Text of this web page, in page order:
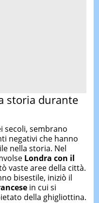
storia durante
secoli, sembrano
negativi che hanno
nella storia. Nel
Londra con il
vaste aree della città.
bisestile, iniziò il
in cui si
della ghigliottina.